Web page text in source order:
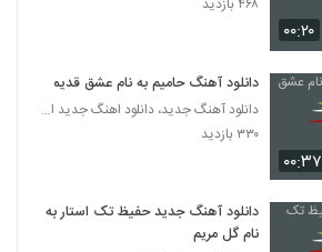
دانلود آهنگ جدید و زیبای امید اسماعیلی با نام
۲۷۲ بازدید
دانلود آهنگ جدید و زیبای هومن مرادخانی با
نام منتظرم که غروب شه
۲۰۴ بازدید
موزیک زیبای دیوونه از د وان
۰۰:۲۰
۴۶۸ بازدید
۰۰:۳۷
دانلود آهنگ حامیم به نام عشق قدیمی
دانلود آهنگ جدید، دانلود اهنگ جدید ایرانی
۳۳۰ بازدید
دانلود آهنگ جدید حفیظ تک استار به
نام گل مریم